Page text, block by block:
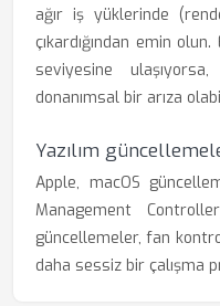
ağır iş yüklerinde
çıkardığından emin
seviyesine
donanımsal bir arıza
Yazılım
Apple, macOS
Management
güncellemeler, fan
daha sessiz bir çalışma